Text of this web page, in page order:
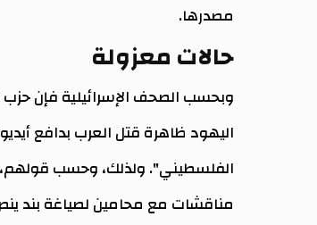
مصدرها.
حالات معزولة
وبحسب الصحف الإسرائيلية فإن
اليهود ظاهرة قتل العرب بدافع
الفلسطيني". ولذلك، وحسب قولهم،
مناقشات مع محامين لصياغة بند